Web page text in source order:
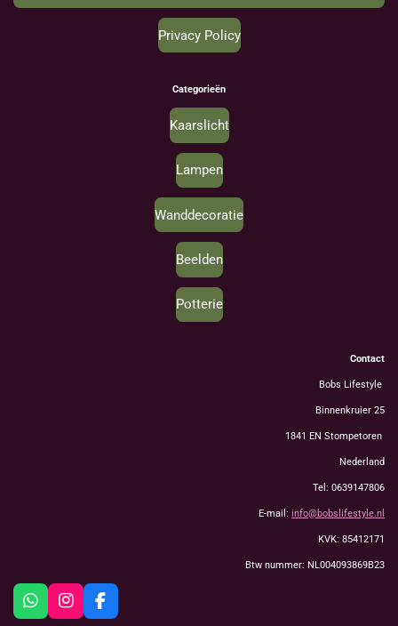
Privacy Policy
Categorieën
Kaarslicht
Lampen
Wanddecoratie
Beelden
Potterie
Contact
Bobs Lifestyle
Binnenkruier 25
1841 EN Stompetoren
Nederland
Tel: 0639147806
E-mail: info@bobslifestyle.nl
KVK: 85412171
Btw nummer: NL004093869B23
W
I
F